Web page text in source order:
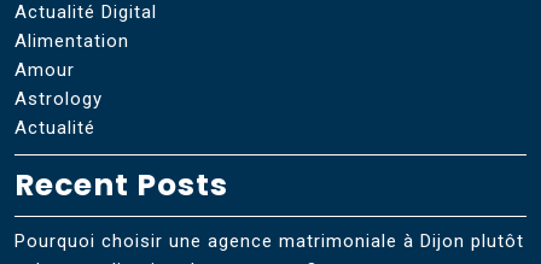
Actualité Digital
Alimentation
Amour
Astrology
Actualité
Recent Posts
Pourquoi choisir une agence matrimoniale à Dijon plutôt